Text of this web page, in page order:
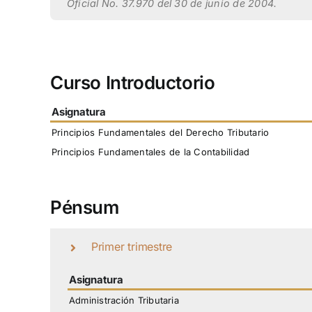
Oficial No. 37.970 del 30 de junio de 2004.
Curso Introductorio
Asignatura
Principios Fundamentales del Derecho Tributario
Principios Fundamentales de la Contabilidad
Pénsum
Primer trimestre
Asignatura
Administración Tributaria